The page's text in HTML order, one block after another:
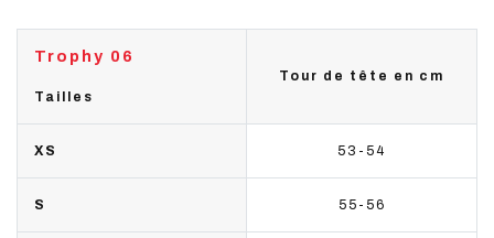
Trophy 06
Tailles
Tour de tête en cm
XS 53-54
S 55-56